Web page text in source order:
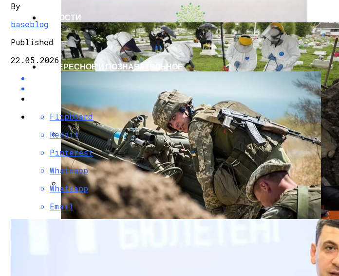
G7 Договорились Регулировать Искусственный Интеллект
НОВОСТИ
Коронавирус В США Оказался Смертоноснее «испанки» 1918 Года
ИНТЕРЕСНОЕ И ПОЗНАВАТЕЛЬНОЕ
Стало Известно, Сколько Бойцов ВСУ Погибло С Прошлого Перемирия
By
baseblog
Published
22.05.2026
Flipboard
Reddit
Pinterest
Whatsapp
Whatsapp
Email